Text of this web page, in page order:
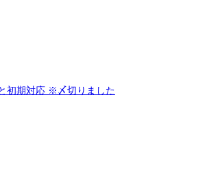
初期対応 ※〆切りました